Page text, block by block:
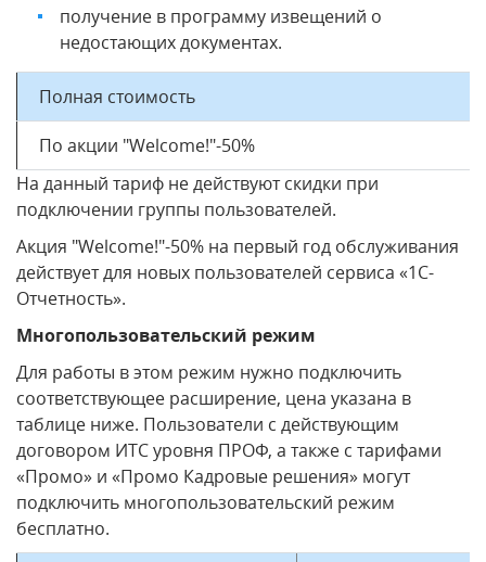
получение в программу извещений о
недостающих документах.
Полная стоимость
По акции "Welcome!"-50%
На данный тариф не действуют скидки при
подключении группы пользователей.
Акция "Welcome!"-50% на первый год обслуживания
действует для новых пользователей сервиса «1С-
Отчетность».
Многопользовательский режим
Для работы в этом режим нужно подключить
соответствующее расширение, цена указана в
таблице ниже. Пользователи с действующим
договором ИТС уровня ПРОФ, а также с тарифами
«Промо» и «Промо Кадровые решения» могут
подключить многопользовательский режим
бесплатно.